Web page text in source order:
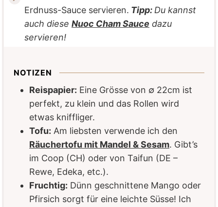
Erdnuss-Sauce servieren. Tipp: Du kannst
auch diese Nuoc Cham Sauce dazu
servieren!
NOTIZEN
Reispapier: Eine Grösse von ∅ 22cm ist
perfekt, zu klein und das Rollen wird
etwas kniffliger.
Tofu: Am liebsten verwende ich den
Räuchertofu mit Mandel & Sesam. Gibt’s
im Coop (CH) oder von Taifun (DE –
Rewe, Edeka, etc.).
Fruchtig: Dünn geschnittene Mango oder
Pfirsich sorgt für eine leichte Süsse! Ich